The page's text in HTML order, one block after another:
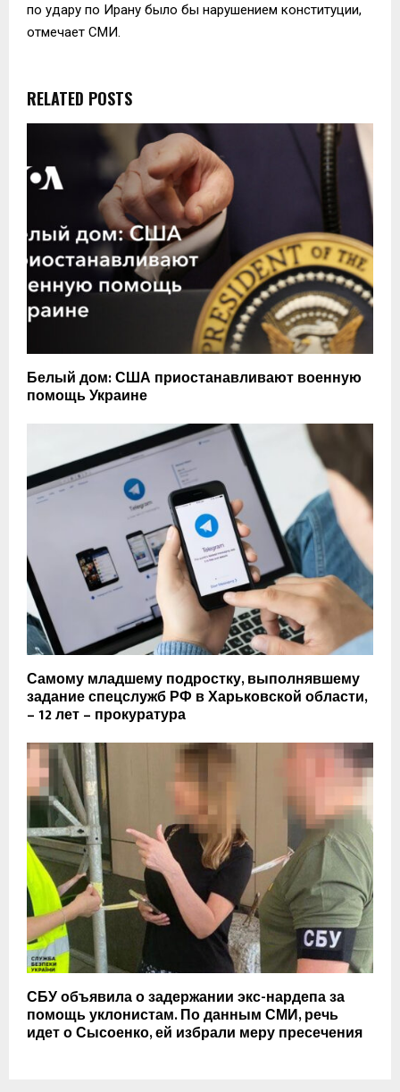
по удару по Ирану было бы нарушением конституции,
отмечает СМИ.
RELATED POSTS
Белый дом: США приостанавливают военную
помощь Украине
Самому младшему подростку, выполнявшему
задание спецслужб РФ в Харьковской области,
– 12 лет – прокуратура
СБУ объявила о задержании экс-нардепа за
помощь уклонистам. По данным СМИ, речь
идет о Сысоенко, ей избрали меру пресечения